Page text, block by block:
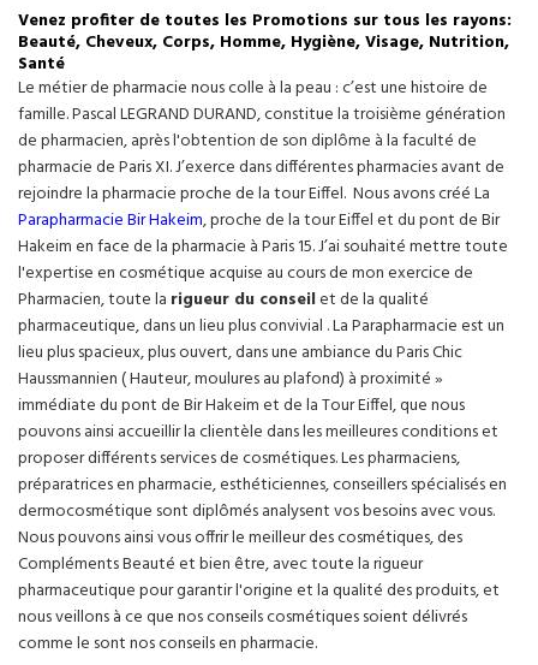
Venez profiter de toutes les Promotions sur tous les rayons:
Beauté, Cheveux, Corps, Homme, Hygiène, Visage, Nutrition,
Santé
Le métier de pharmacie nous colle à la peau : c’est une histoire de
famille. Pascal LEGRAND DURAND, constitue la troisième génération
de pharmacien, après l'obtention de son diplôme à la faculté de
pharmacie de Paris XI. J’exerce dans différentes pharmacies avant de
rejoindre la pharmacie proche de la tour Eiffel. Nous avons créé La
Parapharmacie Bir Hakeim, proche de la tourEiffelet du pont de Bir
Hakeim en face de la pharmacie à Paris 15. J’ai souhaité mettre toute
l'expertise en cosmétique acquise au cours de mon exercice de
Pharmacien, toute la rigueur du conseilet de la qualité
pharmaceutique, dans un lieu plus convivial . La Parapharmacie est un
lieu plus spacieux, plus ouvert, dans une ambiance du Paris Chic
Haussmannien ( Hauteur, moulures au plafond) à proximité »
immédiate du pont de Bir Hakeim et de la Tour Eiffel, que nous
pouvons ainsi accueillir la clientèle dans les meilleures conditions et
proposer différents services de cosmétiques. Les pharmaciens,
préparatrices en pharmacie, esthéticiennes, conseillers spécialisés en
dermocosmétique sont diplômés analysent vos besoins avec vous.
Nous pouvons ainsi vous offrir le meilleur des cosmétiques, des
Compléments Beauté et bien être, avec toute la rigueur
pharmaceutique pour garantir l'origine et la qualité des produits, et
nous veillons à ce que nos conseils cosmétiques soient délivrés
comme le sont nos conseils en pharmacie.